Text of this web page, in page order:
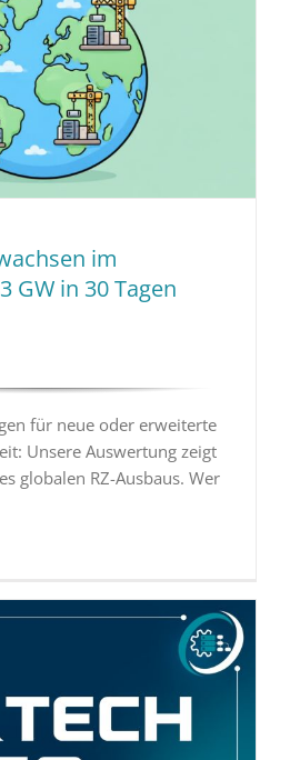
im
GW in 30 Tagen
für neue oder erweiterte
Unsere Auswertung zeigt
globalen RZ-Ausbaus. Wer